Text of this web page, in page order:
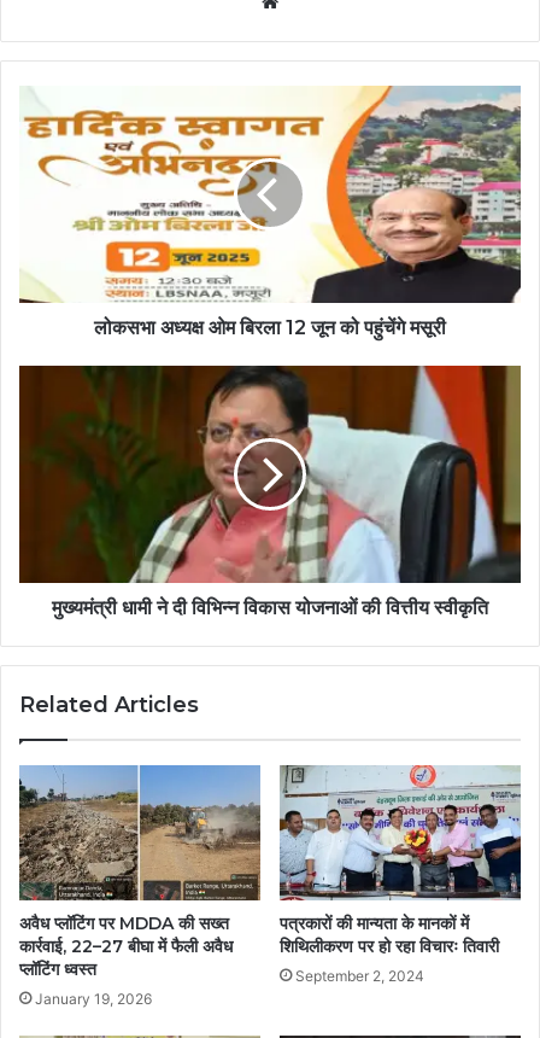
लोकसभा अध्यक्ष ओम बिरला 12 जून को पहुंचेंगे मसूरी
मुख्यमंत्री धामी ने दी विभिन्न विकास योजनाओं की वित्तीय स्वीकृति
Related Articles
अवैध प्लॉटिंग पर MDDA की सख्त
कार्रवाई, 22–27 बीघा में फैली अवैध
प्लॉटिंग ध्वस्त
January 19, 2026
पत्रकारों की मान्यता के मानकों में
शिथिलीकरण पर हो रहा विचारः तिवारी
September 2, 2024